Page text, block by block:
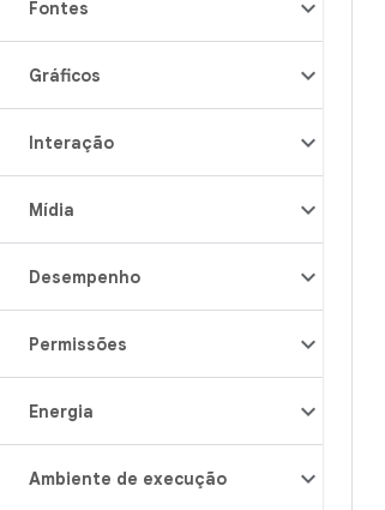
Fontes
Gráficos
Interação
Mídia
Desempenho
Permissões
Energia
Ambiente de execução